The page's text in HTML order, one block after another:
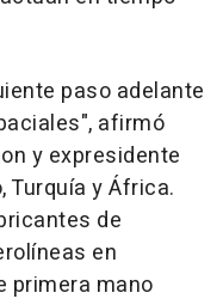
paso adelante
afirmó
y expresidente
, Turquía y África.
de
en
primera mano